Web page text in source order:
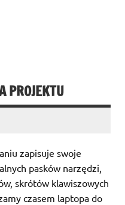
PROJEKTU
zapisuje swoje
pasków narzędzi,
skrótów klawiszowych
czasem laptopa do